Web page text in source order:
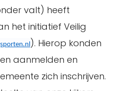
valt) heeft
het initiatief Veilig
). Hierop konden
aanmelden en
zich inschrijven.